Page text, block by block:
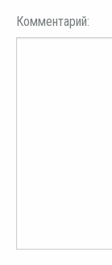
Комментарий: